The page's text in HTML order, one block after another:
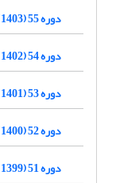
دوره 55 (1403)
دوره 54 (1402)
دوره 53 (1401)
دوره 52 (1400)
دوره 51 (1399)